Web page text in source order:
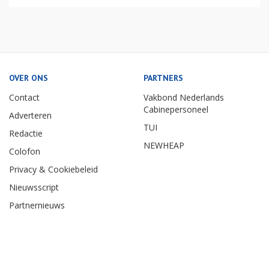
OVER ONS
Contact
Adverteren
Redactie
Colofon
Privacy & Cookiebeleid
Nieuwsscript
Partnernieuws
PARTNERS
Vakbond Nederlands
Cabinepersoneel
TUI
NEWHEAP